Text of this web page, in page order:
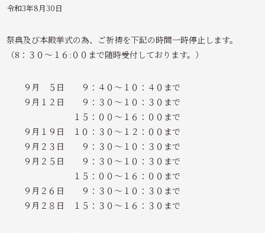
令和3年8月30日
祭典及び本殿挙式の為、ご祈祷を下記の時間一時停止します。
（8：３０～１６:００まで随時受付しております。）
９月 ５日 ９：４０～１０：４０まで
９月１２日 ９：３０～１０：３０まで
１５：００～１６：００まで
９月１９日 １０：３０～１２：００まで
９月２３日 ９：３０～１０：３０まで
９月２５日 ９：３０～１０：３０まで
１５：００～１６：００まで
９月２６日 ９：３０～１０：３０まで
９月２８日 １５：３０～１６：３０まで